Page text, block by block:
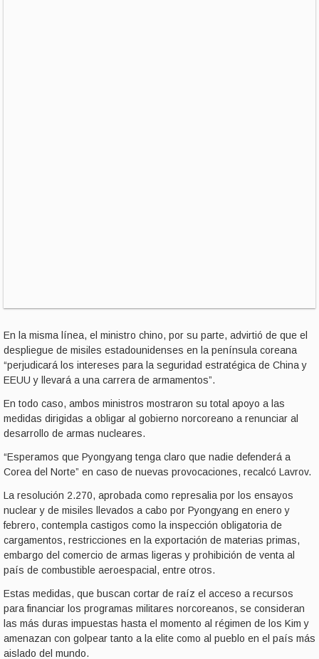
En la misma línea, el ministro chino, por su parte, advirtió de que el
despliegue de misiles estadounidenses en la península coreana
“perjudicará los intereses para la seguridad estratégica de China y
EEUU y llevará a una carrera de armamentos”.
En todo caso, ambos ministros mostraron su total apoyo a las
medidas dirigidas a obligar al gobierno norcoreano a renunciar al
desarrollo de armas nucleares.
“Esperamos que Pyongyang tenga claro que nadie defenderá a
Corea del Norte” en caso de nuevas provocaciones, recalcó Lavrov.
La resolución 2.270, aprobada como represalia por los ensayos
nuclear y de misiles llevados a cabo por Pyongyang en enero y
febrero, contempla castigos como la inspección obligatoria de
cargamentos, restricciones en la exportación de materias primas,
embargo del comercio de armas ligeras y prohibición de venta al
país de combustible aeroespacial, entre otros.
Estas medidas, que buscan cortar de raíz el acceso a recursos
para financiar los programas militares norcoreanos, se consideran
las más duras impuestas hasta el momento al régimen de los Kim y
amenazan con golpear tanto a la elite como al pueblo en el país más
aislado del mundo.